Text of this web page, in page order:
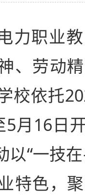
力职业
、劳动
校依托
5月16日
以“一技
特色，